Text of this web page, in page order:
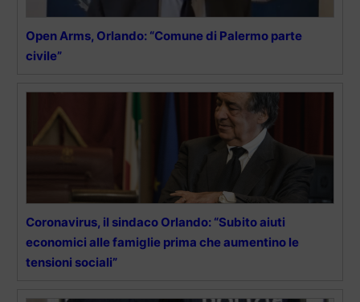
Open Arms, Orlando: “Comune di Palermo parte
civile”
Coronavirus, il sindaco Orlando: “Subito aiuti
economici alle famiglie prima che aumentino le
tensioni sociali”